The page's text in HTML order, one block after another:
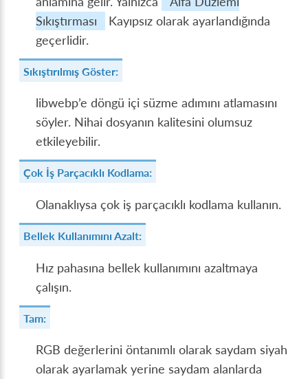
Sıkıştırması
Kayıpsız olarak ayarlandığında
geçerlidir.
Sıkıştırılmış Göster:
libwebp’e döngü içi süzme adımını atlamasını
söyler. Nihai dosyanın kalitesini olumsuz
etkileyebilir.
Çok İş Parçacıklı Kodlama:
Olanaklıysa çok iş parçacıklı kodlama kullanın.
Bellek Kullanımını Azalt:
Hız pahasına bellek kullanımını azaltmaya
çalışın.
Tam:
RGB değerlerini öntanımlı olarak saydam siyah
olarak ayarlamak yerine saydam alanlarda